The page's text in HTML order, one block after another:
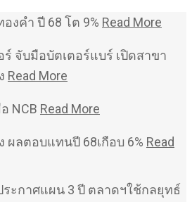
งคำ ปี 68 โต 9% Read More
ร์ จับมือบัตเตอร์แบร์ เปิดสาขา
Read More
NCB Read More
ผลตอบแทนปี 68เกือบ 6% Read
ระกาศแผน 3 ปี ตลาดฯใช้กลยุทธ์